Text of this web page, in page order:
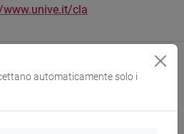
cla
automaticamente solo i